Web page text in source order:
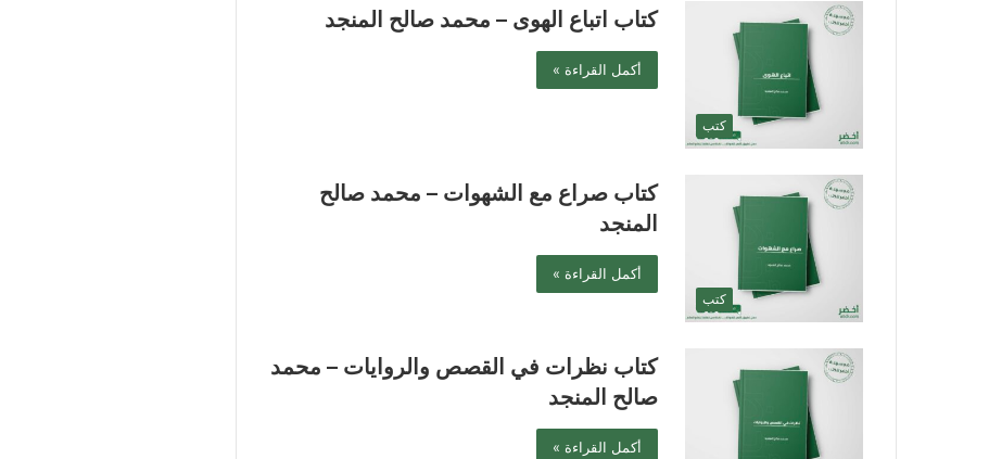
كتب
كتاب اتباع الهوى – محمد صالح المنجد
أكمل القراءة »
كتب
كتاب صراع مع الشهوات – محمد صالح
المنجد
أكمل القراءة »
كتاب نظرات في القصص والروايات – محمد
صالح المنجد
أكمل القراءة »